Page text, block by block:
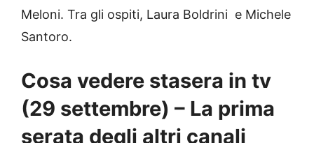
Meloni. Tra gli ospiti, Laura Boldrini e Michele
Santoro.
Cosa vedere stasera in tv
(29 settembre) – La prima
serata degli altri canali